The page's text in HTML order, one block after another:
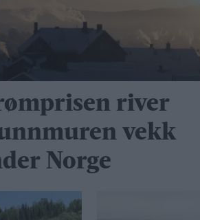
river
vekk
Norge